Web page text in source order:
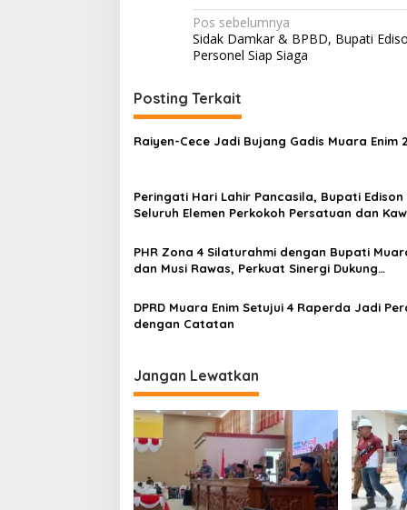
N
a
i
g
a
i
o
s
Pos sebelumnya
Sidak Damkar & BPBD, Bupati
Personel Siap Siaga
Posting Terkait
Raiyen-Cece Jadi Bujang Gadis Muara Enim
Peringati Hari Lahir Pancasila, Bupati Edison
Seluruh Elemen Perkokoh Persatuan dan
PHR Zona 4 Silaturahmi dengan Bupati
dan Musi Rawas, Perkuat Sinergi Dukung
DPRD Muara Enim Setujui 4 Raperda Jadi
dengan Catatan
Jangan Lewatkan